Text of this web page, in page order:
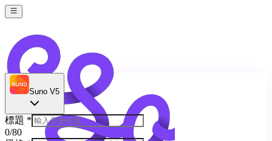
Suno V5
標題 *
0/80